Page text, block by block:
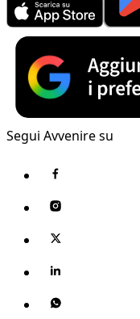
Segui Avvenire su